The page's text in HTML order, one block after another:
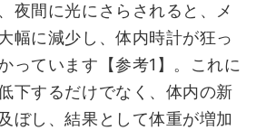
夜間に光にさらされると、メ
幅に減少し、体内時計が狂っ
っています【参考1】。これに
下するだけでなく、体内の新
ぼし、結果として体重が増加